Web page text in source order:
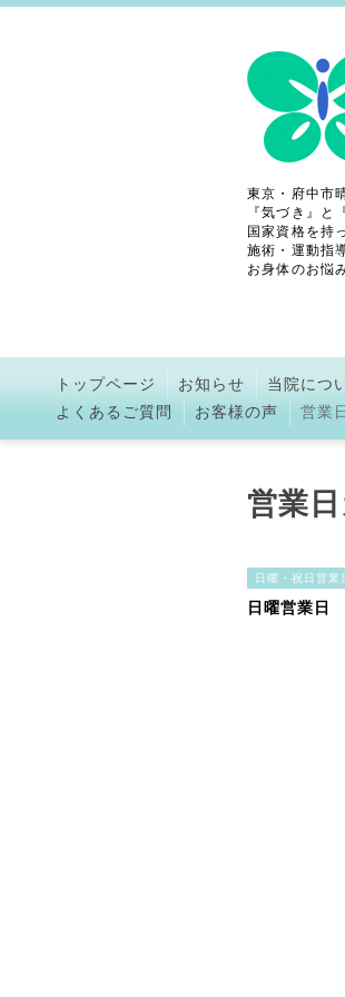
東京・府中市
『気づき』と
国家資格を持
施術・運動指
お身体のお悩
トップページ お知らせ 当院につ
よくあるご質問
お客様の声 営業
営業
日曜・祝日営業
日曜営業日